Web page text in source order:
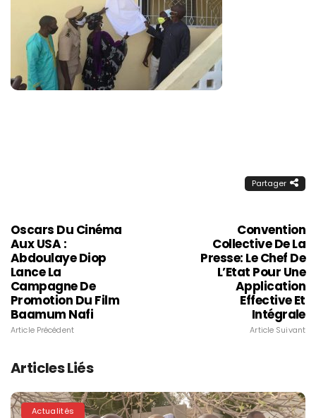
Partager
Oscars Du Cinéma
Aux USA :
Abdoulaye Diop
Lance La
Campagne De
Promotion Du Film
Baamum Nafi
Article Précédent
Convention
Collective De La
Presse: Le Chef De
L’Etat Pour Une
Application
Effective Et
Intégrale
Article Suivant
Articles Liés
Actualités